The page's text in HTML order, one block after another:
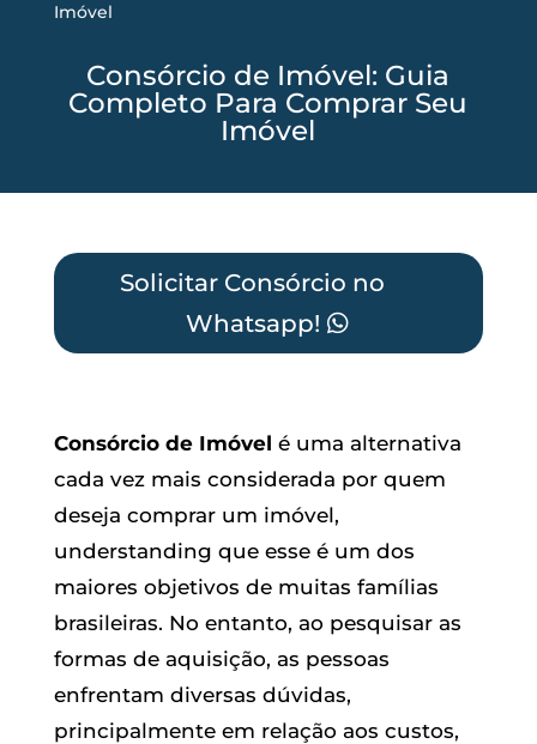
Imóvel
Consórcio de Imóvel: Guia
Completo Para Comprar Seu
Imóvel
Solicitar Consórcio no
Whatsapp!
Consórcio de Imóvel é uma alternativa
cada vez mais considerada por quem
deseja comprar um imóvel,
understanding que esse é um dos
maiores objetivos de muitas famílias
brasileiras. No entanto, ao pesquisar as
formas de aquisição, as pessoas
enfrentam diversas dúvidas,
principalmente em relação aos custos,